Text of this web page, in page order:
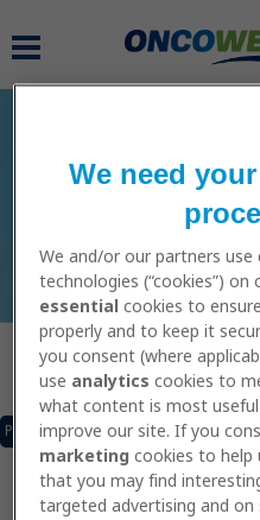
MAIN
NAVIGATION
SCHEMI DI
Pagina Precedente of Pagina
Prima di iniziare la
consapevoli che i
natura puramente
considerati come consigli
We need
We and/or our partners
technologies (“cookies”) on
essential cookies to
properly and to keep it
you consent (where
use analytics cookies to
what content is most
improve our site. If you
marketing cookies to help
that you may find
targeted advertising and on